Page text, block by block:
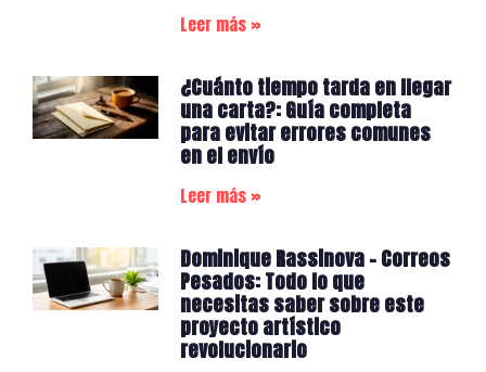
Leer más »
¿Cuánto tiempo tarda en llegar
una carta?: Guía completa
para evitar errores comunes
en el envío
Leer más »
Dominique Rassinova – Correos
Pesados: Todo lo que
necesitas saber sobre este
proyecto artístico
revolucionario